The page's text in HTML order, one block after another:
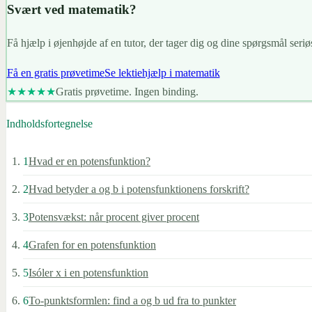
Svært ved matematik?
Få hjælp i øjenhøjde af en tutor, der tager dig og dine spørgsmål
Få en gratis prøvetimeSe lektiehjælp i matematik
★★★★★Gratis prøvetime. Ingen binding.
Indholdsfortegnelse
1Hvad er en potensfunktion?
2Hvad betyder a og b i potensfunktionens forskrift?
3Potensvækst: når procent giver procent
4Grafen for en potensfunktion
5Isóler x i en potensfunktion
6To-punktsformlen: find a og b ud fra to punkter